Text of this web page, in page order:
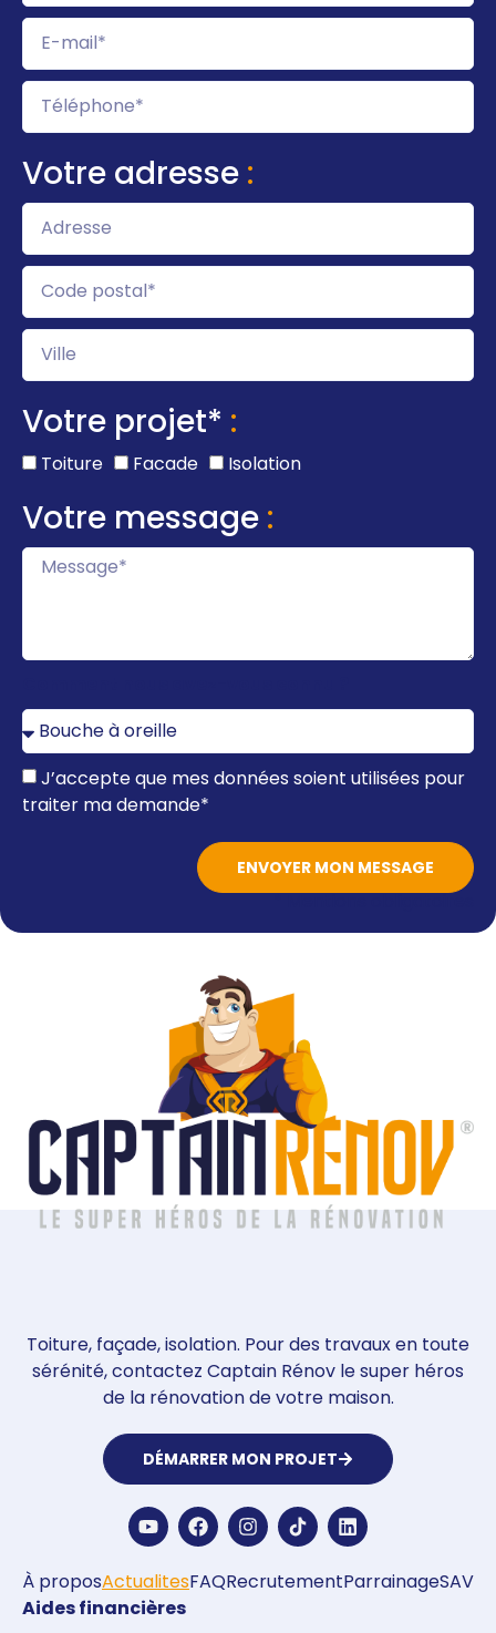
Votre adresse :
Votre projet* :
Toiture Facade Isolation
Votre message :
J’accepte que mes données soient utilisées pour
traiter ma demande*
ENVOYER MON MESSAGE
* Mentions obligatoires
Toiture, façade, isolation. Pour des travaux en toute
sérénité, contactez Captain Rénov le super héros
de la rénovation de votre maison.
DÉMARRER MON PROJET
À proposActualitesFAQRecrutementParrainageSAV
Aides financières